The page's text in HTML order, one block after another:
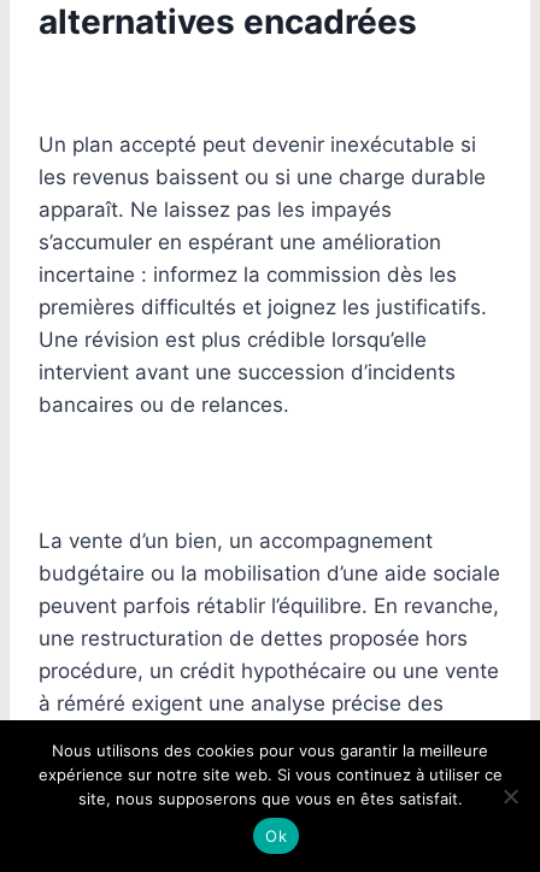
alternatives encadrées
Un plan accepté peut devenir inexécutable si
les revenus baissent ou si une charge durable
apparaît. Ne laissez pas les impayés
s’accumuler en espérant une amélioration
incertaine : informez la commission dès les
premières difficultés et joignez les justificatifs.
Une révision est plus crédible lorsqu’elle
intervient avant une succession d’incidents
bancaires ou de relances.
La vente d’un bien, un accompagnement
budgétaire ou la mobilisation d’une aide sociale
peuvent parfois rétablir l’équilibre. En revanche,
une restructuration de dettes proposée hors
procédure, un crédit hypothécaire ou une vente
à réméré exigent une analyse précise des
de perte du logement. Ces montages ne
constituent pas une réponse automatique au
surendettement ; ils peuvent déplacer le
Nous utilisons des cookies pour vous garantir la meilleure
expérience sur notre site web. Si vous continuez à utiliser ce
site, nous supposerons que vous en êtes satisfait.
Ok